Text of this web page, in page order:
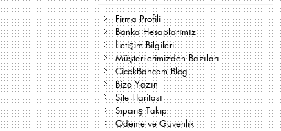
Firma Profili
Banka Hesaplarımız
İletişim Bilgileri
Müşterilerimizden Bazıları
CicekBahcem Blog
Bize Yazın
Site Haritası
Sipariş Takip
Ödeme ve Güvenlik